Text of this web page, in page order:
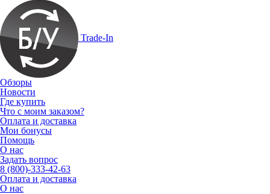
Trade-In
Обзоры
Новости
Где купить
Что с моим заказом?
Оплата и доставка
Мои бонусы
Помощь
О нас
Задать вопрос
8 (800)-333-42-63
Оплата и доставка
О нас